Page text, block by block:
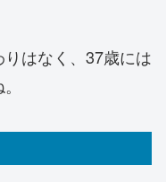
はなく、37歳には